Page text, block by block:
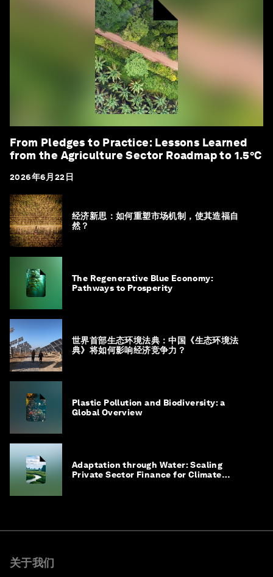
From Pledges to Practice: Lessons Learned
from the Agriculture Sector Roadmap to 1.5°C
2026年6月22日
经济新思：如何重塑市场机制，使其造福自
然？
The Regenerative Blue Economy:
Pathways to Prosperity
世界首部生态环境法典：中国《生态环境法
典》将如何影响经济竞争力？
Plastic Pollution and Biodiversity: a
Global Overview
Adaptation through Water: Scaling
Private Sector Finance for Climate
关于我们